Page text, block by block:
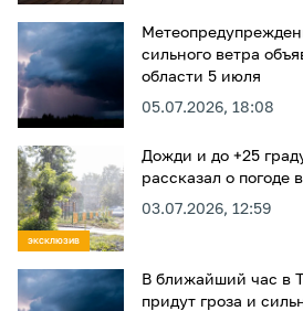
сильного ветра
области 5 июля
05.07.2026, 18:08
ЭКСКЛЮЗИВ
Дожди и до +25
рассказал о погоде
03.07.2026, 12:59
В ближайший час в
придут гроза и